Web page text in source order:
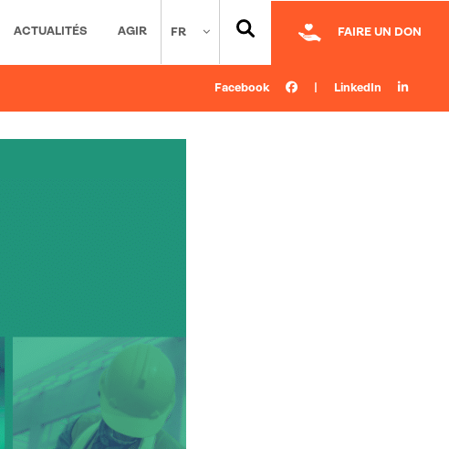
FR FAIRE UN DON
ACTUALITÉS AGIR
Facebook LinkedIn